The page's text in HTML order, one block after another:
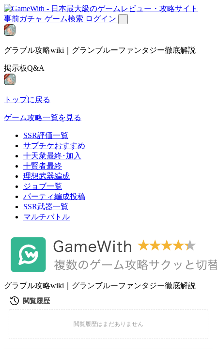
事前ガチャ ゲーム検索 ログイン
グラブル攻略wiki｜グランブルーファンタジー徹底解説
掲示板Q&A
トップに戻る
ゲーム攻略一覧を見る
SSR評価一覧
サプチケおすすめ
十天衆最終･加入
十賢者最終
理想武器編成
ジョブ一覧
パーティ編成投稿
SSR武器一覧
マルチバトル
グラブル攻略wiki｜グランブルーファンタジー徹底解説